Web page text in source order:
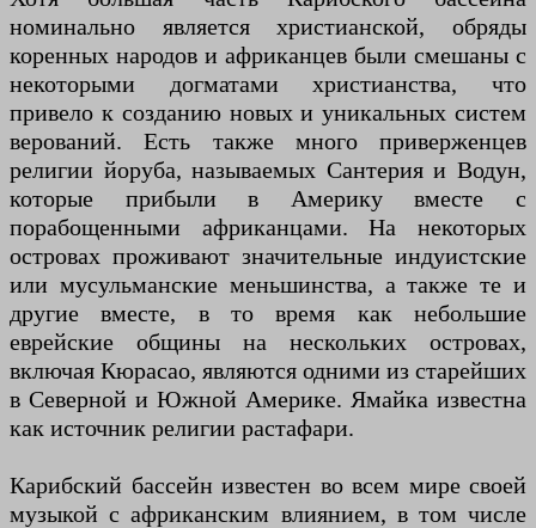
номинально является христианской, обряды
коренных народов и африканцев были смешаны с
некоторыми догматами христианства, что
привело к созданию новых и уникальных систем
верований. Есть также много приверженцев
религии йоруба, называемых Сантерия и Водун,
которые прибыли в Америку вместе с
порабощенными африканцами. На некоторых
островах проживают значительные индуистские
или мусульманские меньшинства, а также те и
другие вместе, в то время как небольшие
еврейские общины на нескольких островах,
включая Кюрасао, являются одними из старейших
в Северной и Южной Америке. Ямайка известна
как источник религии растафари.
Карибский бассейн известен во всем мире своей
музыкой с африканским влиянием, в том числе